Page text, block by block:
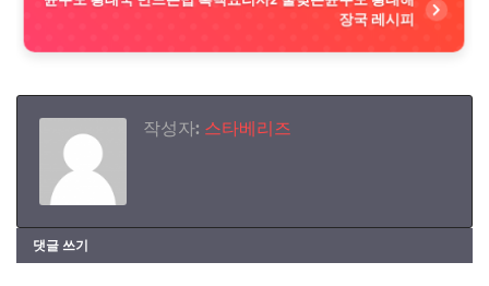
장국 레시피
작성자: 스타베리즈
댓글 쓰기